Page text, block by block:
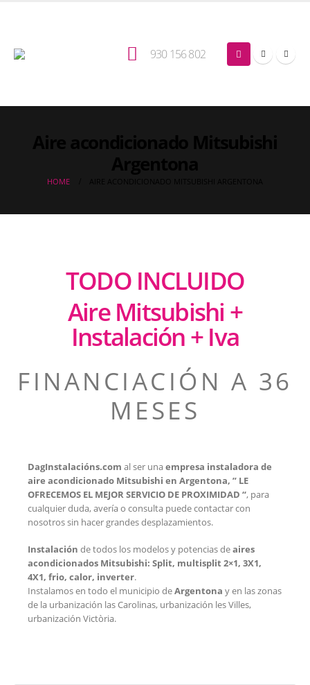
930 156 802
HOME
TODO INCLUIDO
Aire Mitsubishi +
Instalación + Iva
FINANCIACIÓN A 36
MESES
DagInstalacións.com al ser unaempresa instaladora de
aire acondicionado Mitsubishi en Argentona, ” LE
OFRECEMOS EL MEJOR SERVICIO DE PROXIMIDAD “, para
cualquier duda, avería o consulta puede contactar con
nosotros sin hacer grandes desplazamientos.
Instalaciónde todos los modelos y potencias deaires
acondicionados Mitsubishi: Split, multisplit 2×1, 3X1,
4X1, frio, calor, inverter.
Instalamos en todo el municipio deArgentona y en las zonas
de la urbanización las Carolinas, urbanización les Villes,
urbanización Victòria.